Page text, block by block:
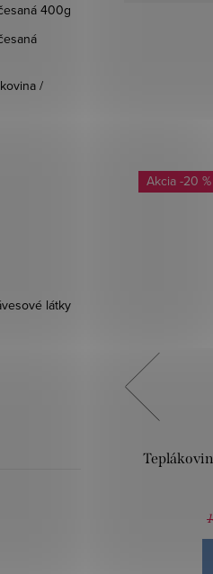
400g
/
látky
85x180 -
-20 %